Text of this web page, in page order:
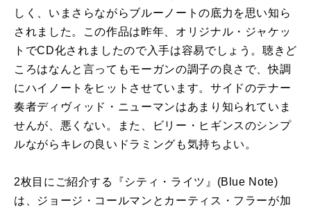
しく、いまさらながらブルーノートの底力を思い知ら
されました。この作品は昨年、オリジナル・ジャケッ
トでCD化されましたので入手は容易でしょう。聴きど
ころはなんと言ってもモーガンの調子の良さで、快調
にハイノートをヒットさせています。サイドのテナー
奏者ディヴィッド・ニューマンはあまり知られていま
せんが、悪くない。また、ビリー・ヒギンスのシンプ
ルながらキレの良いドラミングも気持ちよい。
2枚目にご紹介する『シティ・ライツ』(Blue Note)
は、ジョージ・コールマンとカーティス・フラーが加